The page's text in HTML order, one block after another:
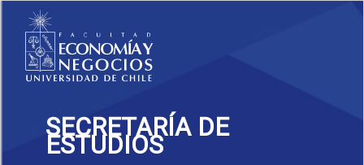
SECRETARÍA DE
ESTUDIOS